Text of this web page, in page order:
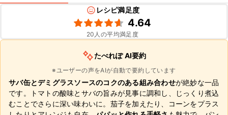
レシピ満足度
4.64
20 人の平均満足度
たべれぽ AI要約
※ユーザーの声をAIが自動で要約しています
サバ缶とデミグラスソースのコクのある組み合わせが絶妙な一品
です。トマトの酸味とサバの旨みが見事に調和し、じっくり煮込
むことでさらに深い味わいに。茄子を加えたり、コーンをプラス